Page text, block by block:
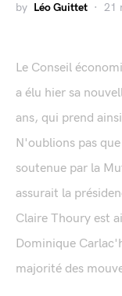
by Léo Guittet 21
Le Conseil
a élu hier sa
ans, qui prend
N'oublions pas
soutenue par la
assurait la
Claire Thoury est
Dominique
majorité des